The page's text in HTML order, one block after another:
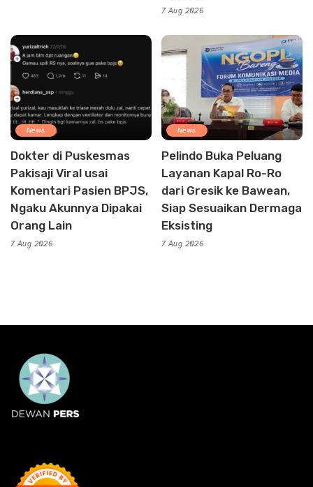
7 Aug 2026
News
Dokter di Puskesmas
Pakisaji Viral usai
Komentari Pasien BPJS,
Ngaku Akunnya Dipakai
Orang Lain
7 Aug 2026
News
Pelindo Buka Peluang
Layanan Kapal Ro-Ro
dari Gresik ke Bawean,
Siap Sesuaikan Dermaga
Eksisting
7 Aug 2026